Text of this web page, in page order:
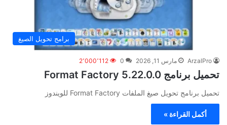
برامج تحويل الصيغ
ArzalPro مارس 11, 2026 0 2٬000٬112
تحميل برنامج Format Factory 5.22.0.0
تحميل برنامج تحويل صيغ الملفات Format Factory للويندوز
أكمل القراءة »